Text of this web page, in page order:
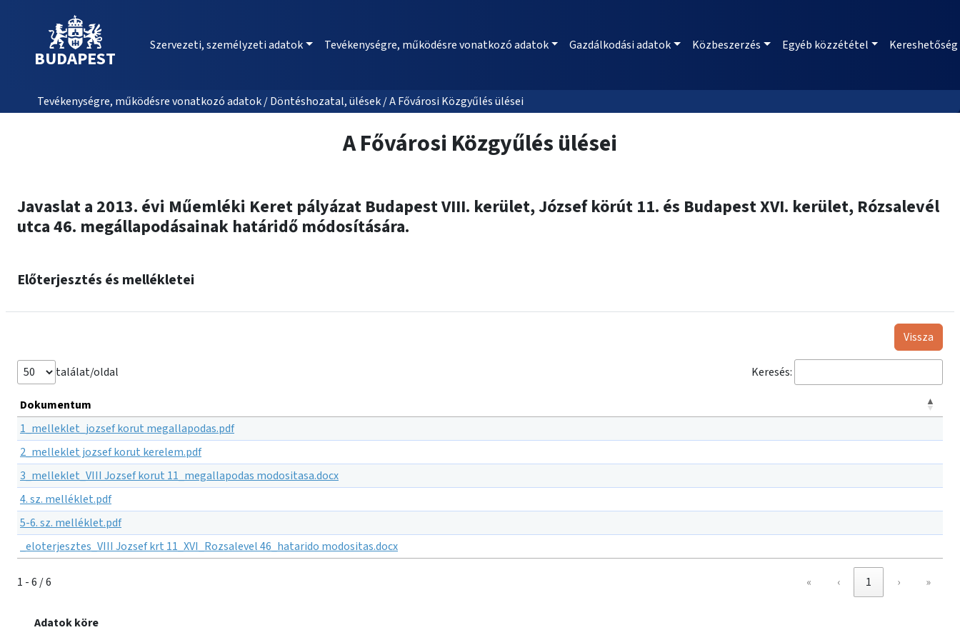
BUDAPEST
Szervezeti, személyzeti adatok Tevékenységre, működésre vonatkozó adatok Gazdálkodási adatok Közbeszerzés Egyéb közzététel Kereshetőség
Tevékenységre, működésre vonatkozó adatok / Döntéshozatal, ülések / A Fővárosi Közgyűlés ülései
A Fővárosi Közgyűlés ülései
Javaslat a 2013. évi Műemléki Keret pályázat Budapest VIII. kerület, József körút 11. és Budapest XVI. kerület, Rózsalevél
utca 46. megállapodásainak határidő módosítására.
Előterjesztés és mellékletei
Vissza
találat/oldal Keresés:
Dokumentum
1_melleklet_jozsef korut megallapodas.pdf
2_melleklet jozsef korut kerelem.pdf
3_melleklet_VIII Jozsef korut 11_megallapodas modositasa.docx
4. sz. melléklet.pdf
5-6. sz. melléklet.pdf
_eloterjesztes_VIII Jozsef krt 11_XVI_Rozsalevel 46_hatarido modositas.docx
1 - 6 / 6 « ‹ 1 › »
Adatok köre